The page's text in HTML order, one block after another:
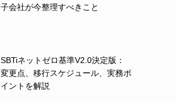
子会社が今整理すべきこと
SBTiネットゼロ基準V2.0決定版：
変更点、移行スケジュール、実務ポ
イントを解説